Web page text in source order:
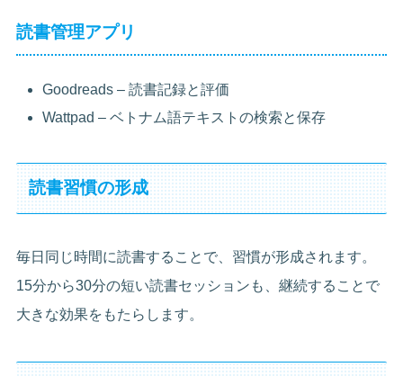
読書管理アプリ
Goodreads – 読書記録と評価
Wattpad – ベトナム語テキストの検索と保存
読書習慣の形成
毎日同じ時間に読書することで、習慣が形成されます。
15分から30分の短い読書セッションも、継続することで
大きな効果をもたらします。